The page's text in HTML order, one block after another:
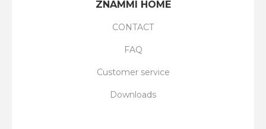
ZNAMMI HOME
CONTACT
FAQ
Customer service
Downloads